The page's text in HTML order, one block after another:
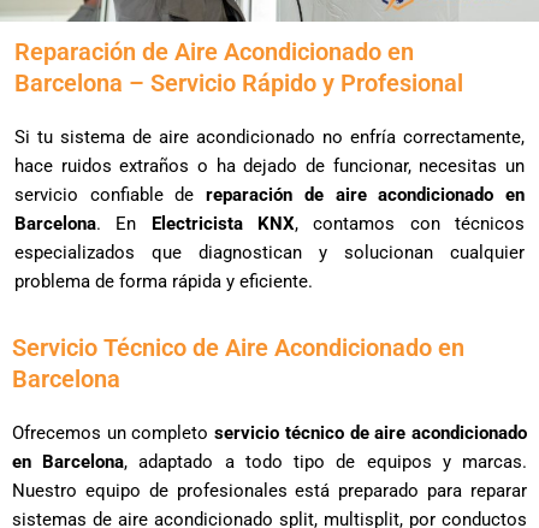
Reparación de Aire Acondicionado en
Barcelona – Servicio Rápido y Profesional
Si tu sistema de aire acondicionado no enfría correctamente,
hace ruidos extraños o ha dejado de funcionar, necesitas un
servicio confiable dereparación de aire acondicionado en
Barcelona. En Electricista KNX, contamos con técnicos
especializados que diagnostican y solucionan cualquier
problema de forma rápida y eficiente.
Servicio Técnico de Aire Acondicionado en
Barcelona
Ofrecemos un completoservicio técnico de aire acondicionado
en Barcelona, adaptado a todo tipo de equipos y marcas.
Nuestro equipo de profesionales está preparado para reparar
sistemas de aire acondicionado split, multisplit, por conductos